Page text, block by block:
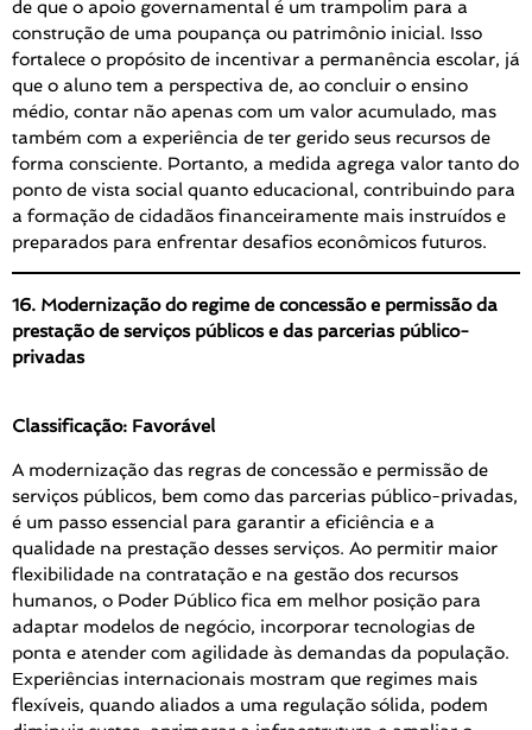
de que o apoio governamental é um trampolim para a
construção de uma poupança ou patrimônio inicial. Isso
fortalece o propósito de incentivar a permanência escolar, já
que o aluno tem a perspectiva de, ao concluir o ensino
médio, contar não apenas com um valor acumulado, mas
também com a experiência de ter gerido seus recursos de
forma consciente. Portanto, a medida agrega valor tanto do
ponto de vista social quanto educacional, contribuindo para
a formação de cidadãos financeiramente mais instruídos e
preparados para enfrentar desafios econômicos futuros.
16. Modernização do regime de concessão e permissão da
prestação de serviços públicos e das parcerias público-
privadas
Classificação: Favorável
A modernização das regras de concessão e permissão de
serviços públicos, bem como das parcerias público-privadas,
é um passo essencial para garantir a eficiência e a
qualidade na prestação desses serviços. Ao permitir maior
flexibilidade na contratação e na gestão dos recursos
humanos, o Poder Público fica em melhor posição para
adaptar modelos de negócio, incorporar tecnologias de
ponta e atender com agilidade às demandas da população.
Experiências internacionais mostram que regimes mais
flexíveis, quando aliados a uma regulação sólida, podem